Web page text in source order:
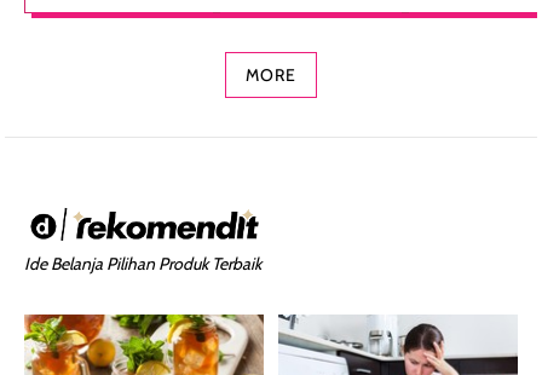
MORE
Ide Belanja Pilihan Produk Terbaik